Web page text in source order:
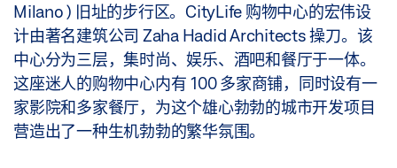
Milano ) 旧址的步行区。CityLife 购物中心的宏伟设
计由著名建筑公司 Zaha Hadid Architects 操刀。该
中心分为三层，集时尚、娱乐、酒吧和餐厅于一体。
这座迷人的购物中心内有 100 多家商铺，同时设有一
家影院和多家餐厅，为这个雄心勃勃的城市开发项目
营造出了一种生机勃勃的繁华氛围。